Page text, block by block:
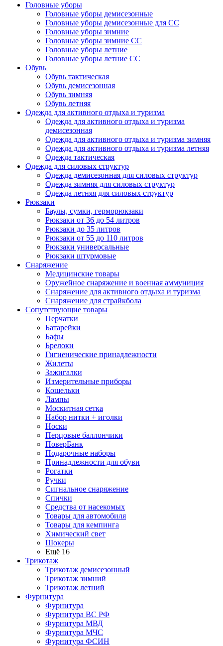
Головные уборы
Головные уборы демисезонные
Головные уборы демисезонные для СС
Головные уборы зимние
Головные уборы зимние СС
Головные уборы летние
Головные уборы летние СС
Обувь
Обувь тактическая
Обувь демисезонная
Обувь зимняя
Обувь летняя
Одежда для активного отдыха и туризма
Одежда для активного отдыха и туризма
демисезонная
Одежда для активного отдыха и туризма зимняя
Одежда для активного отдыха и туризма летняя
Одежда тактическая
Одежда для силовых структур
Одежда демисезонная для силовых структур
Одежда зимняя для силовых структур
Одежда летняя для силовых структур
Рюкзаки
Баулы, сумки, герморюкзаки
Рюкзаки от 36 до 54 литров
Рюкзаки до 35 литров
Рюкзаки от 55 до 110 литров
Рюкзаки универсальные
Рюкзаки штурмовые
Снаряжение
Медицинские товары
Оружейное снаряжение и военная аммуниция
Снаряжение для активного отдыха и туризма
Снаряжение для страйкбола
Сопутствующие товары
Перчатки
Батарейки
Бафы
Брелоки
Гигиенические принадлежности
Жилеты
Зажигалки
Измерительные приборы
Кошельки
Лампы
Москитная сетка
Набор нитки + иголки
Носки
Перцовые баллончики
ПоверБанк
Подарочные наборы
Принадлежности для обуви
Рогатки
Ручки
Сигнальное снаряжение
Спички
Средства от насекомых
Товары для автомобиля
Товары для кемпинга
Химический свет
Шокеры
Ещё 16
Трикотаж
Трикотаж демисезонный
Трикотаж зимний
Трикотаж летний
Фурнитура
Фурнитура
Фурнитура ВС РФ
Фурнитура МВД
Фурнитура МЧС
Фурнитура ФСИН